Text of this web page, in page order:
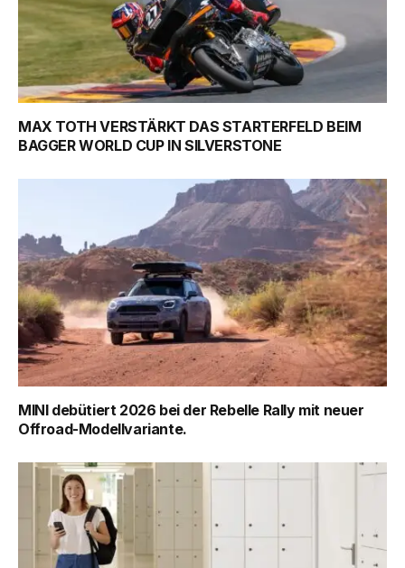
MAX TOTH VERSTÄRKT DAS STARTERFELD BEIM
BAGGER WORLD CUP IN SILVERSTONE
MINI debütiert 2026 bei der Rebelle Rally mit neuer
Offroad-Modellvariante.